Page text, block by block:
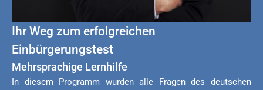
Ihr Weg zum erfolgreichen
Einbürgerungstest
Mehrsprachige Lernhilfe
In diesem Programm wurden alle Fragen des deutschen